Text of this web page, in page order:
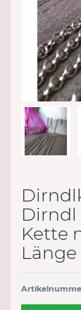
Dirndl
Kette
Länge